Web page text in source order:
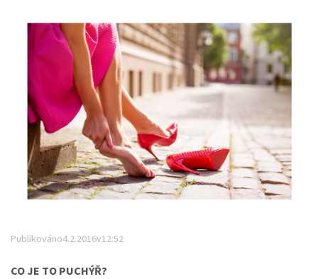
Publikováno4.2.2016v12:52
CO JE TO PUCHÝŘ?
Nezbytné
Tyto
soubory
cookie
nejsou